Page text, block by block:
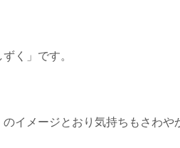
く」です。
イメージとおり気持ちもさわや